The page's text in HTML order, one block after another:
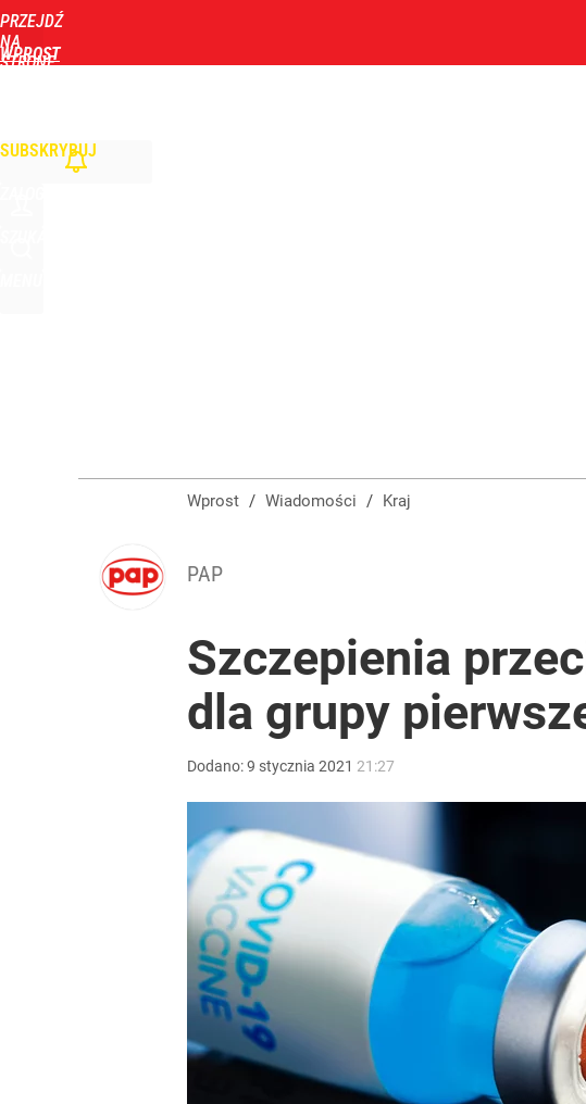
PRZEJDŹ
NA
STRONĘ
WPROST
SUBSKRYBUJ
Wprost / Wiadomości / Kraj
PAP
Szczepienia
dla grupy
Dodano:9 stycznia 2021 21:27